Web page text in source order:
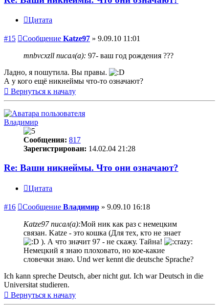
Цитата
#15 Сообщение Katze97 » 9.09.10 11:01
mnbvcxzll писал(а): 97- ваш год рождения ???
Ладно, я пошутила. Вы правы.
А у кого ещё никнеймы что-то означают?
Вернуться к началу
Владимир
Сообщения: 817
Зарегистрирован: 14.02.04 21:28
Re: Ваши никнеймы. Что они означают?
Цитата
#16 Сообщение Владимир » 9.09.10 16:18
Katze97 писал(а):Мой ник как раз с немецким
связан. Katze - это кошка (Для тех, кто не знает
). А что значит 97 - не скажу. Тайна!
Немецкий я знаю плоховато, но кое-какие
словечки знаю. Und wer kennt die deutsche Sprache?
Ich kann spreche Deutsch, aber nicht gut. Ich war Deutsch in die
Universitat studieren.
Вернуться к началу